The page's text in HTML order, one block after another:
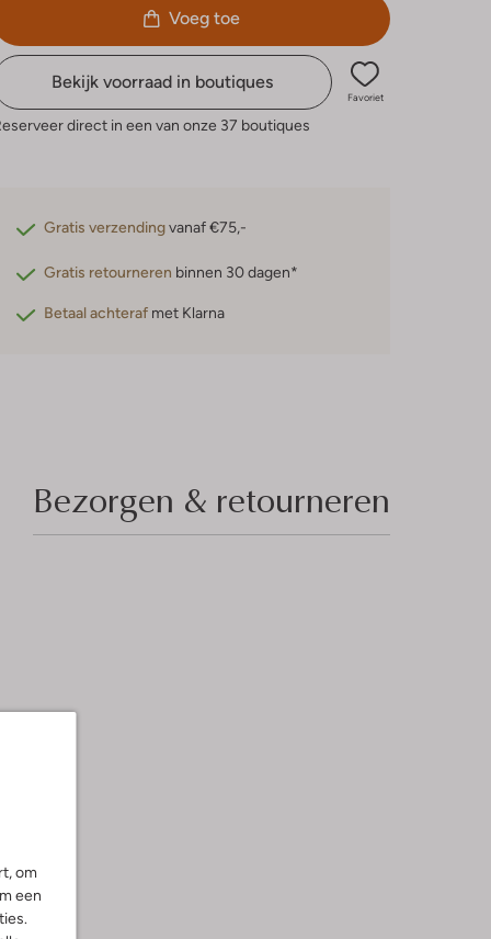
om
een
Voeg toe
Bekijk voorraad in boutiques
Favoriet
direct in een van onze 37 boutiques
Gratis verzendingvanaf €75,-
Gratis retourneren binnen 30 dagen*
Betaal achteraf met Klarna
Bezorgen & retourneren